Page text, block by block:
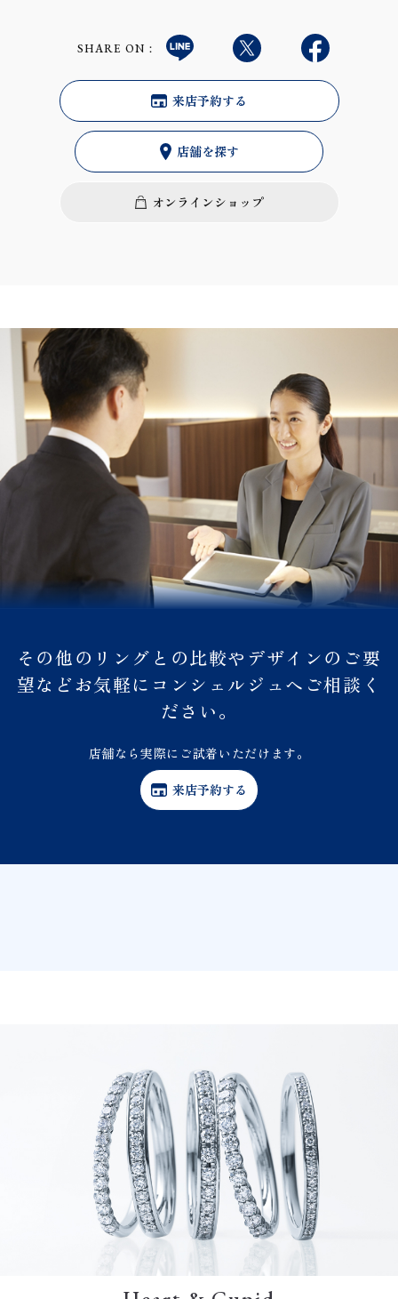
SHARE ON：
来店予約する
店舗を探す
オンラインショップ
その他のリングとの比較やデザインのご要
望などお気軽にコンシェルジュへご相談く
ださい。
店舗なら実際にご試着いただけます。
来店予約する